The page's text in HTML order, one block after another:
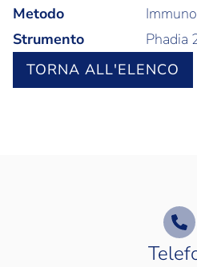
Metodo
Strumento
Phadia
TORNA ALL'ELENCO